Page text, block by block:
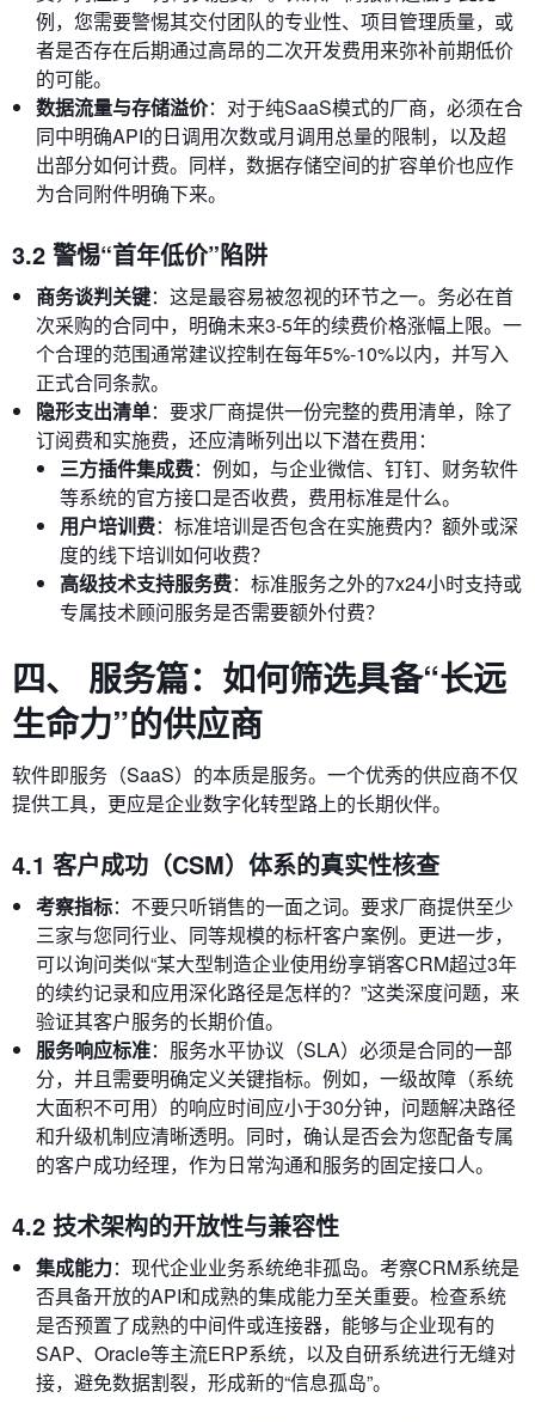
例，您需要警惕其交付团队的专业性、项目管理质量，或
者是否存在后期通过高昂的二次开发费用来弥补前期低价
的可能。
数据流量与存储溢价：对于纯SaaS模式的厂商，必须在合
同中明确API的日调用次数或月调用总量的限制，以及超
出部分如何计费。同样，数据存储空间的扩容单价也应作
为合同附件明确下来。
3.2 警惕“首年低价”陷阱
商务谈判关键：这是最容易被忽视的环节之一。务必在首
次采购的合同中，明确未来3-5年的续费价格涨幅上限。一
个合理的范围通常建议控制在每年5%-10%以内，并写入
正式合同条款。
隐形支出清单：要求厂商提供一份完整的费用清单，除了
订阅费和实施费，还应清晰列出以下潜在费用：
三方插件集成费：例如，与企业微信、钉钉、财务软件
等系统的官方接口是否收费，费用标准是什么。
用户培训费：标准培训是否包含在实施费内？额外或深
度的线下培训如何收费？
高级技术支持服务费：标准服务之外的7x24小时支持或
专属技术顾问服务是否需要额外付费？
四、 服务篇：如何筛选具备“长远
生命力”的供应商
软件即服务（SaaS）的本质是服务。一个优秀的供应商不仅
提供工具，更应是企业数字化转型路上的长期伙伴。
4.1 客户成功（CSM）体系的真实性核查
考察指标：不要只听销售的一面之词。要求厂商提供至少
三家与您同行业、同等规模的标杆客户案例。更进一步，
可以询问类似“某大型制造企业使用纷享销客CRM超过3年
的续约记录和应用深化路径是怎样的？”这类深度问题，来
验证其客户服务的长期价值。
服务响应标准：服务水平协议（SLA）必须是合同的一部
分，并且需要明确定义关键指标。例如，一级故障（系统
大面积不可用）的响应时间应小于30分钟，问题解决路径
和升级机制应清晰透明。同时，确认是否会为您配备专属
的客户成功经理，作为日常沟通和服务的固定接口人。
4.2 技术架构的开放性与兼容性
集成能力：现代企业业务系统绝非孤岛。考察CRM系统是
否具备开放的API和成熟的集成能力至关重要。检查系统
是否预置了成熟的中间件或连接器，能够与企业现有的
SAP、Oracle等主流ERP系统，以及自研系统进行无缝对
接，避免数据割裂，形成新的“信息孤岛”。